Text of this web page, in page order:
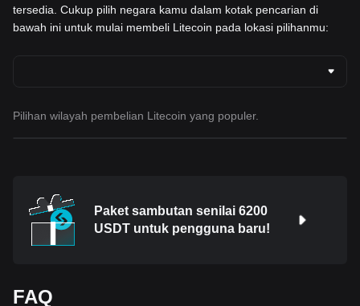
tersedia. Cukup pilih negara kamu dalam kotak pencarian di
bawah ini untuk mulai membeli Litecoin pada lokasi pilihanmu:
Pilihan wilayah pembelian Litecoin yang populer.
Paket sambutan senilai 6200
USDT untuk pengguna baru!
FAQ